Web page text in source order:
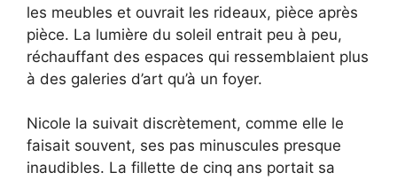
les meubles et ouvrait les rideaux, pièce après
pièce. La lumière du soleil entrait peu à peu,
réchauffant des espaces qui ressemblaient plus
à des galeries d’art qu’à un foyer.
Nicole la suivait discrètement, comme elle le
faisait souvent, ses pas minuscules presque
inaudibles. La fillette de cinq ans portait sa